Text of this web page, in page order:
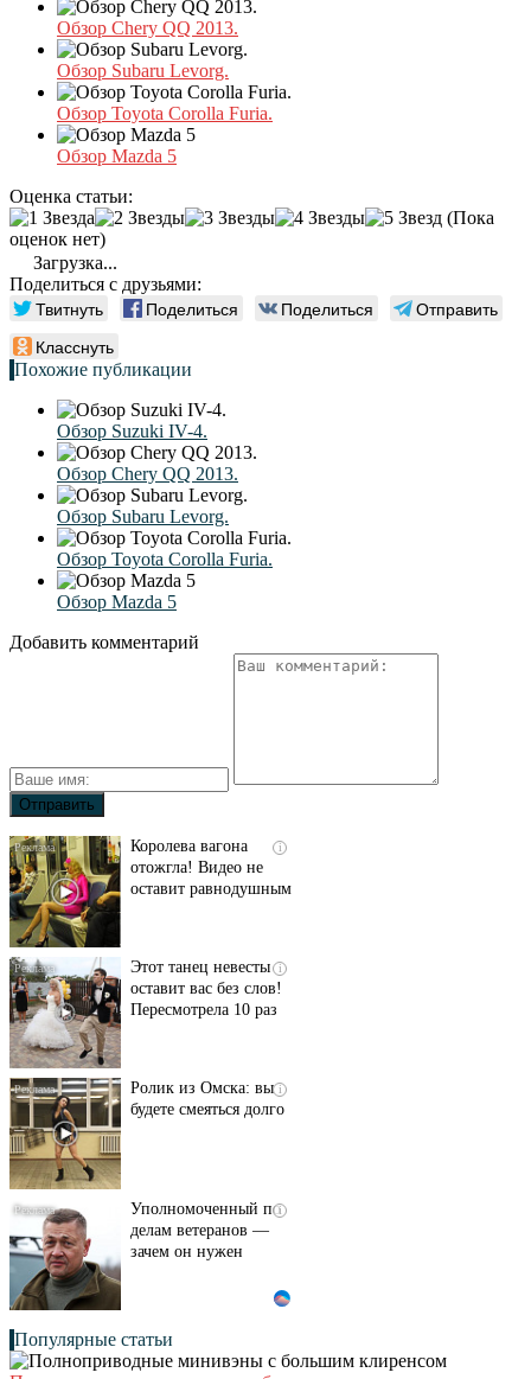
Обзор Chery QQ 2013.
Обзор Subaru Levorg.
Обзор Toyota Corolla Furia.
Обзор Mazda 5
Оценка статьи:
(Пока
оценок нет)
Загрузка...
Поделиться с друзьями:
Твитнуть Поделиться Поделиться
Отправить
Класснуть
Похожие публикации
Обзор Suzuki IV-4.
Обзор Chery QQ 2013.
Обзор Subaru Levorg.
Обзор Toyota Corolla Furia.
Обзор Mazda 5
Добавить комментарий
i
Королева вагона
отожгла! Видео не
оставит равнодушным
i
Этот танец невесты
оставит вас без слов!
Пересмотрела 10 раз
i
Ролик из Омска: вы
будете смеяться долго
i
Уполномоченный по
делам ветеранов —
зачем он нужен
Популярные статьи